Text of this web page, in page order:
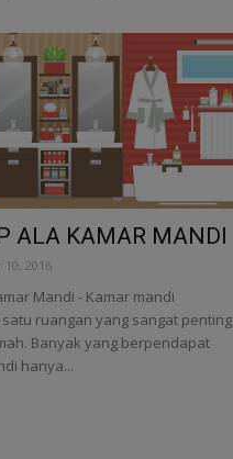
ALA KAMAR MANDI
2016
Mandi - Kamar mandi
ruangan yang sangat penting
Banyak yang berpendapat
hanya...